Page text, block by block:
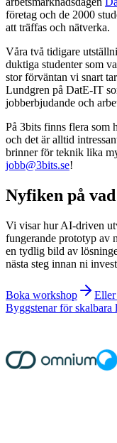
företag och de 2000
att träffas och nätverka.
Våra två tidigare
duktiga studenter som
stor förväntan vi snart
Lundgren på DatE-IT
jobberbjudande och
På 3bits finns flera som
och det är alltid
brinner för teknik lika
jobb@3bits.se!
Nyfiken på
Vi visar hur AI-driven
fungerande prototyp av
en tydlig bild av
nästa steg innan ni
Boka workshop
Eller
Byggstenar för skalbara